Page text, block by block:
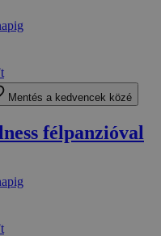
Mentés a kedvencek közé
félpanzióval